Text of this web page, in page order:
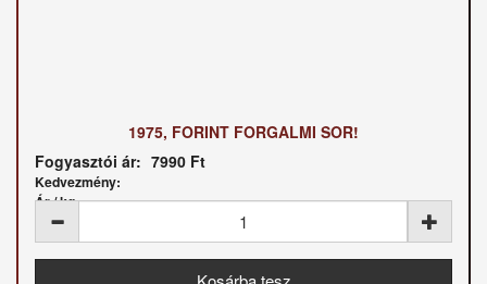
1975, FORINT FORGALMI SOR!
Fogyasztói ár: 7990 Ft
Kedvezmény:
Ár / kg: